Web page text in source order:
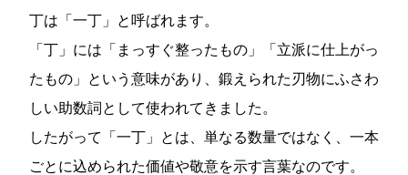
丁は「一丁」と呼ばれます。
「丁」には「まっすぐ整ったもの」「立派に仕上がっ
たもの」という意味があり、鍛えられた刃物にふさわ
しい助数詞として使われてきました。
したがって「一丁」とは、単なる数量ではなく、一本
ごとに込められた価値や敬意を示す言葉なのです。